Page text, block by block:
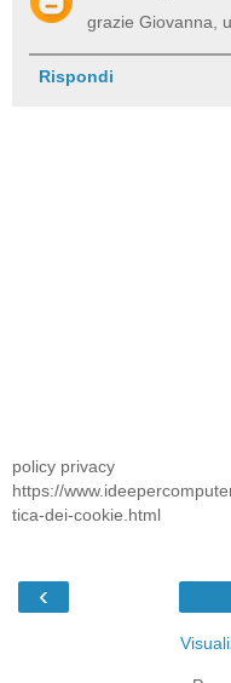
grazie Giovanna,
Rispondi
policy privacy
https://
tica-dei-cookie.html
‹